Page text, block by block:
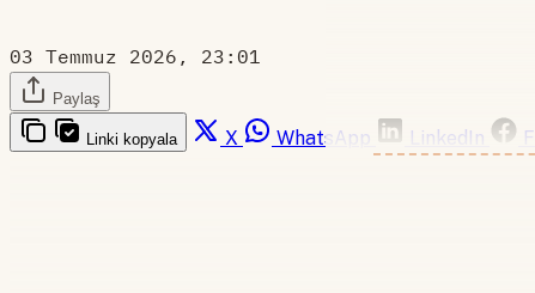
03 Temmuz 2026, 23:01
Paylaş
Linki kopyala X WhatsApp LinkedIn